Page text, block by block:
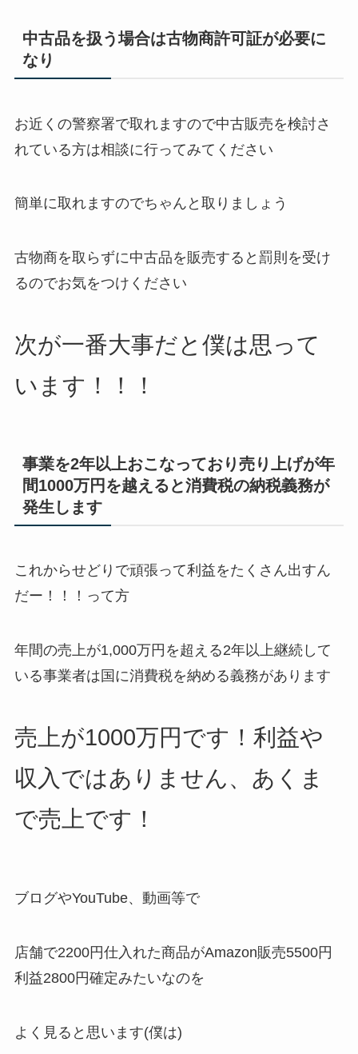
中古品を扱う場合は古物商許可証が必要に
なり
お近くの警察署で取れますので中古販売を検討さ
れている方は相談に行ってみてください
簡単に取れますのでちゃんと取りましょう
古物商を取らずに中古品を販売すると罰則を受け
るのでお気をつけください
次が一番大事だと僕は思って
います！！！
事業を2年以上おこなっており売り上げが年
間1000万円を越えると消費税の納税義務が
発生します
これからせどりで頑張って利益をたくさん出すん
だー！！！って方
年間の売上が1,000万円を超える2年以上継続して
いる事業者は国に消費税を納める義務があります
売上が1000万円です！利益や
収入ではありません、あくま
で売上です！
ブログやYouTube、動画等で
店舗で2200円仕入れた商品がAmazon販売5500円
利益2800円確定みたいなのを
よく見ると思います(僕は)